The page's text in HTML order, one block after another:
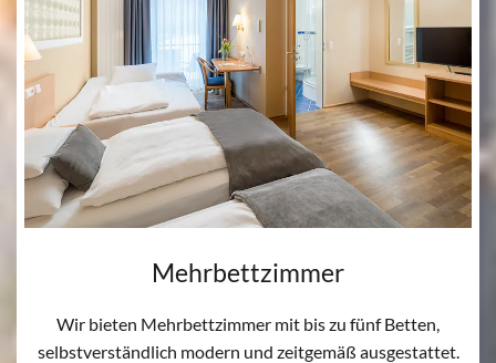
Mehrbettzimmer
Wir bieten Mehrbettzimmer mit bis zu fünf Betten,
selbstverständlich modern und zeitgemäß ausgestattet.